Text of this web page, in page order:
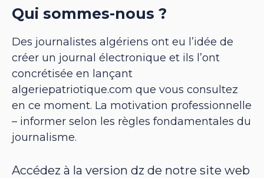
Qui sommes-nous ?
Des journalistes algériens ont eu l’idée de
créer un journal électronique et ils l’ont
concrétisée en lançant
algeriepatriotique.com que vous consultez
en ce moment. La motivation professionnelle
– informer selon les règles fondamentales du
journalisme.
Accédez à la version dz de notre site web